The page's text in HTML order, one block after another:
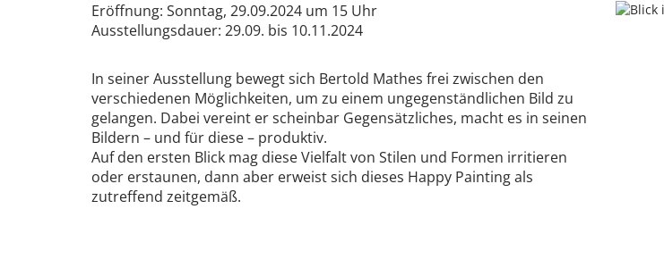
Eröffnung: Sonntag, 29.09.2024 um 15 Uhr
Ausstellungsdauer: 29.09. bis 10.11.2024
In seiner Ausstellung bewegt sich Bertold Mathes frei zwischen den
verschiedenen Möglichkeiten, um zu einem ungegenständlichen Bild zu
gelangen. Dabei vereint er scheinbar Gegensätzliches, macht es in seinen
Bildern – und für diese – produktiv.
Auf den ersten Blick mag diese Vielfalt von Stilen und Formen irritieren
oder erstaunen, dann aber erweist sich dieses Happy Painting als
zutreffend zeitgemäß.